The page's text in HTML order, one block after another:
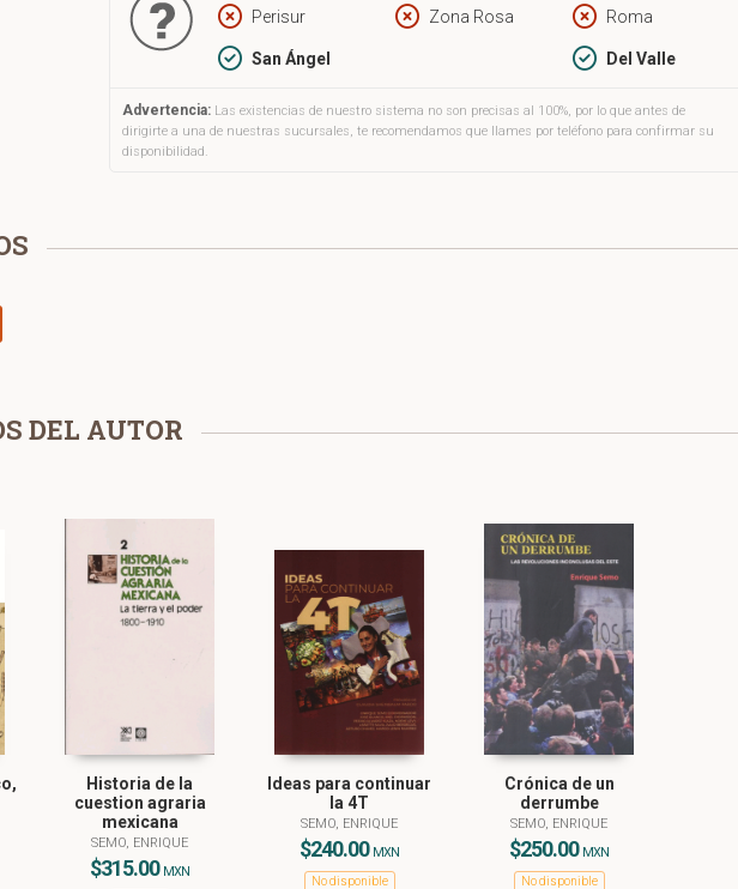
Perisur Zona Rosa Roma
San Ángel Del Valle
Advertencia: Las existencias de nuestro sistema no son precisas al 100%, por lo que antes de
dirigirte a una de nuestras sucursales, te recomendamos que llames por teléfono para confirmar su
disponibilidad.
DEL AUTOR
Historia de la
cuestion agraria
mexicana
SEMO, ENRIQUE
$315.00 MXN
Ideas para continuar
la 4T
SEMO, ENRIQUE
$240.00 MXN
No disponible
Crónica de un
derrumbe
SEMO, ENRIQUE
$250.00 MXN
No disponible